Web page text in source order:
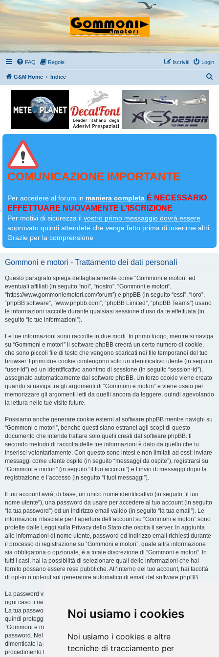
Noi usiamo i cookies
Noi usiamo i cookies e altre
tecniche di tracciamento per
FAQ Regole Login
Iscriviti
G&M Home Indice
COMUNICAZIONE IMPORTANTE
Per accedere al forum in maniera completa É NECESSARIO
EFFETTUARE NUOVAMENTE L'ISCRIZIONE
Per motivi di sicurezza il vostro primo messaggio dovrà essere
approvato quindi attendete che venga fatto prima di inserirne altri
Grazie per la comprensione
Gommoni e motori - Trattamento dei dati personali
Questo paragrafo spiega dettagliatamente come “Gommoni e motori” ed
eventuali affiliati (in seguito “noi”, “nostro”, “Gommoni e motori”,
“https://www.gommoniemotori.com/forum”) e phpBB (in seguito “essi”, “loro”,
“phpBB software”, “www.phpbb.com”, “phpBB Limited”, “phpBB Teams”) usano
le informazioni raccolte durante qualsiasi sessione d’uso da te effettuata (in
seguito “le tue informazioni”).
Le tue informazioni sono raccolte in due modi. In primo luogo, mentre si naviga
su “Gommoni e motori” il software phpBB creerà un certo numero di cookie,
che sono piccoli file di testo che vengono scaricati nei file temporanei del tuo
browser. I primi due cookie contengono solo un identificativo utente (in seguito
“user-id”) ed un identificativo anonimo di sessione (in seguito “session-id”),
assegnato automaticamente dal software phpBB. Un terzo cookie viene creato
quando si naviga tra gli argomenti di “Gommoni e motori” e viene usato per
memorizzare gli argomenti letti da quelli ancora da leggere, quindi agevolando
la lettura nelle tue visite future.
Possiamo anche generare cookie esterni al software phpBB mentre navighi su
“Gommoni e motori”, benché questi siano estranei agli scopi di questo
documento che intende trattare solo quelli creati dal software phpBB. Il
secondo metodo di raccolta delle tue informazioni è dato da quello che tu
inserisci volontariamente. Con questo sono intesi e non limitati ad essi: inviare
messaggi come utente ospite (in seguito “messaggi da ospite”), registrarsi su
“Gommoni e motori” (in seguito “il tuo account”) e l’invio di messaggi dopo la
registrazione e l’accesso (in seguito “i tuoi messaggi”).
Il tuo account avrà, di base, un unico nome identificativo (in seguito “il tuo
nome utente”), una password da usare per accedere al tuo account (in seguito
“la tua password”) ed un indirizzo email valido (in seguito “la tua email”). Le
informazioni rilasciate per l’apertura dell’account su “Gommoni e motori” sono
protette dalle Leggi sulla Privacy dello Stato che ospita il server. In aggiunta
alle informazioni di nome utente, password ed indirizzo email richiesti durante
il processo di registrazione su “Gommoni e motori”, quale altra informazione
sia obbligatoria o opzionale, è a totale discrezione di “Gommoni e motori”. In
tutti i casi, hai la possibilità di selezionare quali delle informazioni che hai
fornito possano essere rese pubbliche. All’interno del tuo account, hai facoltà
di opt-in o opt-out sul generatore automatico di email del software phpBB.
La password viene criptata (hash unidirezionale) per motivi di sicurezza. In
ogni caso ti raccomandiamo di non utilizzare la stessa password in troppi siti.
La tua password è il metodo di accesso al tuo account su “Gommoni e motori”,
quindi proteggila attentamente. Ricorda che in nessuna circostanza affiliati di
“Gommoni e motori”, phpBB o terzi possono legittimamente richiedere la tua
password. Nel caso dimenticassi la tua password, puoi utilizzare l’opzione “Ho
dimenticato la password” prevista dal software phpBB. Durante questo
procedimento ti verrà richiesto il tuo nome utente ed indirizzo email, in modo